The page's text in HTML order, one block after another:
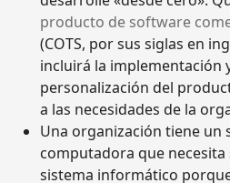
producto de software
(COTS, por sus siglas en
incluirá la implementación
personalización del
a las necesidades de la
Una organización tiene un
computadora que
sistema informático